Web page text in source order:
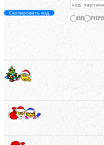
Скопировать код
BB